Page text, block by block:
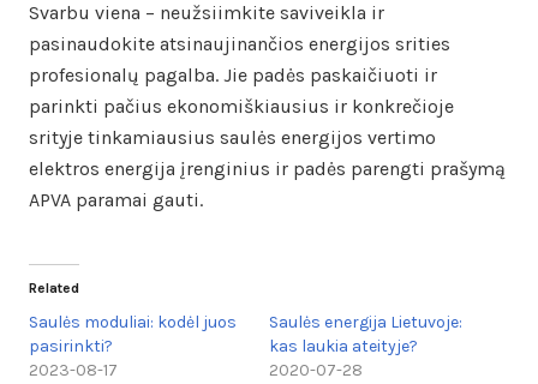
Svarbu viena – neužsiimkite saviveikla ir
pasinaudokite atsinaujinančios energijos srities
profesionalų pagalba. Jie padės paskaičiuoti ir
parinkti pačius ekonomiškiausius ir konkrečioje
srityje tinkamiausius saulės energijos vertimo
elektros energija įrenginius ir padės parengti prašymą
APVA paramai gauti.
Related
Saulės moduliai: kodėl juos
pasirinkti?
2023-08-17
Saulės energija Lietuvoje:
kas laukia ateityje?
2020-07-28